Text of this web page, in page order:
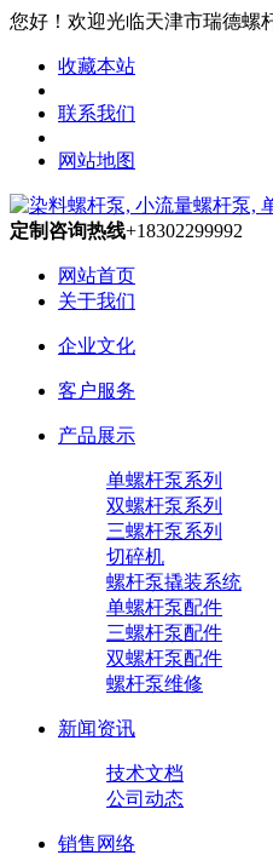
您好！欢迎光临天津市瑞德螺
收藏本站
联系我们
网站地图
定制咨询热线+18302299992
网站首页
关于我们
企业文化
客户服务
产品展示
单螺杆泵系列
双螺杆泵系列
三螺杆泵系列
切碎机
螺杆泵撬装系统
单螺杆泵配件
三螺杆泵配件
双螺杆泵配件
螺杆泵维修
新闻资讯
技术文档
公司动态
销售网络